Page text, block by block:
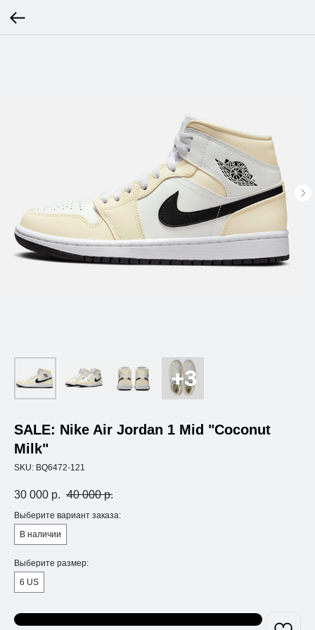
SALE: Nike Air Jordan 1 Mid "Coconut
Milk"
SKU: BQ6472-121
30 000 р. 40 000 р.
Выберите вариант заказа:
В наличии
Выберите размер:
6 US